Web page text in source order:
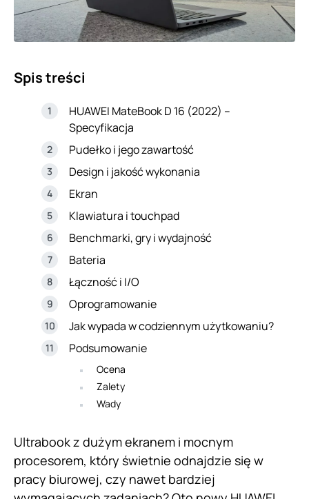
Spis treści
HUAWEI MateBook D 16 (2022) –
Specyfikacja
Pudełko i jego zawartość
Design i jakość wykonania
Ekran
Klawiatura i touchpad
Benchmarki, gry i wydajność
Bateria
Łączność i I/O
Oprogramowanie
Jak wypada w codziennym użytkowaniu?
Podsumowanie
Ocena
Zalety
Wady
Ultrabook z dużym ekranem i mocnym
procesorem, który świetnie odnajdzie się w
pracy biurowej, czy nawet bardziej